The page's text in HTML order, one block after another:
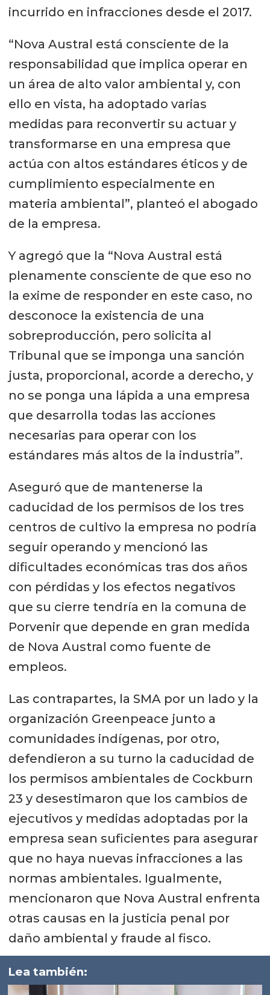
incurrido en infracciones desde el 2017.
“Nova Austral está consciente de la
responsabilidad que implica operar en
un área de alto valor ambiental y, con
ello en vista, ha adoptado varias
medidas para reconvertir su actuar y
transformarse en una empresa que
actúa con altos estándares éticos y de
cumplimiento especialmente en
materia ambiental”, planteó el abogado
de la empresa.
Y agregó que la “Nova Austral está
plenamente consciente de que eso no
la exime de responder en este caso, no
desconoce la existencia de una
sobreproducción, pero solicita al
Tribunal que se imponga una sanción
justa, proporcional, acorde a derecho, y
no se ponga una lápida a una empresa
que desarrolla todas las acciones
necesarias para operar con los
estándares más altos de la industria”.
Aseguró que de mantenerse la
caducidad de los permisos de los tres
centros de cultivo la empresa no podría
seguir operando y mencionó las
dificultades económicas tras dos años
con pérdidas y los efectos negativos
que su cierre tendría en la comuna de
Porvenir que depende en gran medida
de Nova Austral como fuente de
empleos.
Las contrapartes, la SMA por un lado y la
organización Greenpeace junto a
comunidades indígenas, por otro,
defendieron a su turno la caducidad de
los permisos ambientales de Cockburn
23 y desestimaron que los cambios de
ejecutivos y medidas adoptadas por la
empresa sean suficientes para asegurar
que no haya nuevas infracciones a las
normas ambientales. Igualmente,
mencionaron que Nova Austral enfrenta
otras causas en la justicia penal por
daño ambiental y fraude al fisco.
Lea también: